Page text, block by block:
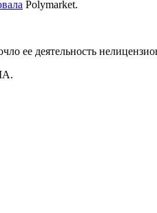
Polymarket.
ее деятельность